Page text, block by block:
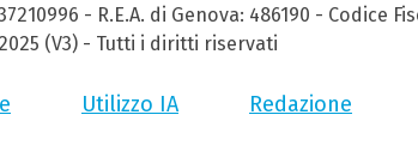
- R.E.A. di Genova: 486190 - Codice
(V3) - Tutti i diritti riservati
Utilizzo IA Redazione